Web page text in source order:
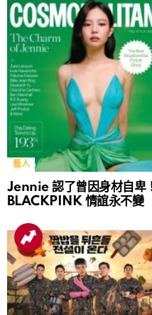
藝人
Jennie 認了曾因身材自卑
BLACKPINK 情誼永不變